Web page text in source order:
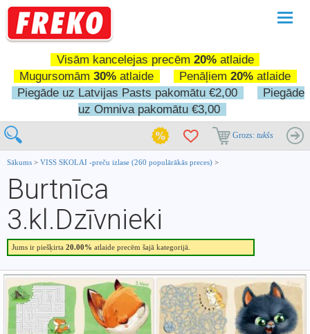
Visām kancelejas precēm 20%atlaide
Mugursomām 30% atlaide Penāļiem 20% atlaide
Piegāde uz Latvijas Pasts pakomātu €2,00
Piegāde
uz Omniva pakomātu €3,00
Grozs: tukšs
Sākums > VISS SKOLAI -preču izlase (260 populārākās preces) >
Burtnīca
3.kl.Dzīvnieki
Jums ir piešķirta 20.00% atlaide precēm šajā kategorijā.